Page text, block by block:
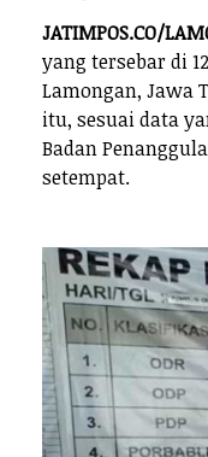
JATIMPOS.CO/
yang tersebar di
Lamongan, Jawa
itu, sesuai data
Badan
setempat.